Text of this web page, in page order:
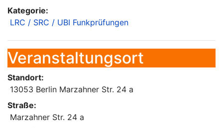
Kategorie:
LRC / SRC / UBI Funkprüfungen
Veranstaltungsort
Standort:
13053 Berlin Marzahner Str. 24 a
Straße:
Marzahner Str. 24 a